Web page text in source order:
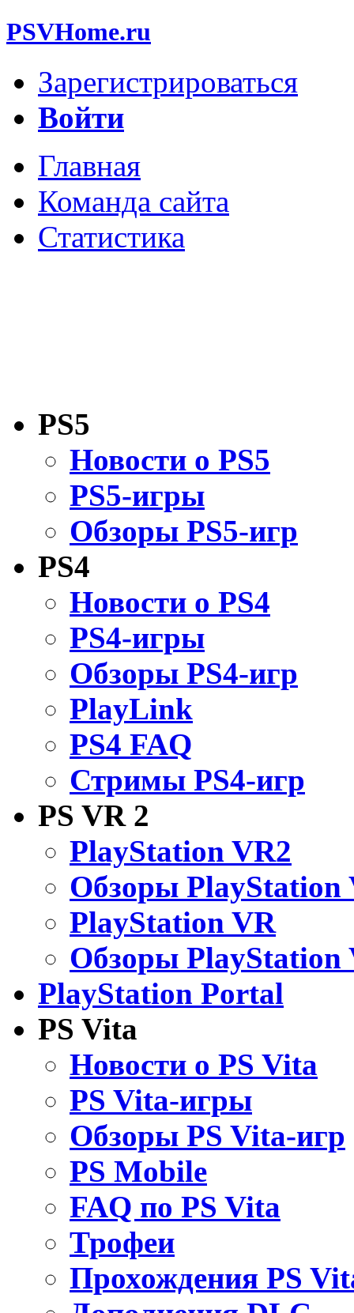
PSVHome.ru
Зарегистрироваться
Войти
Главная
Команда сайта
Статистика
PS5
Новости о PS5
PS5-игры
Обзоры PS5-игр
PS4
Новости о PS4
PS4-игры
Обзоры PS4-игр
PlayLink
PS4 FAQ
Стримы PS4-игр
PS VR 2
PlayStation VR2
Обзоры PlayStation
PlayStation VR
Обзоры PlayStation
PlayStation Portal
PS Vita
Новости о PS Vita
PS Vita-игры
Обзоры PS Vita-игр
PS Mobile
FAQ по PS Vita
Трофеи
Прохождения PS